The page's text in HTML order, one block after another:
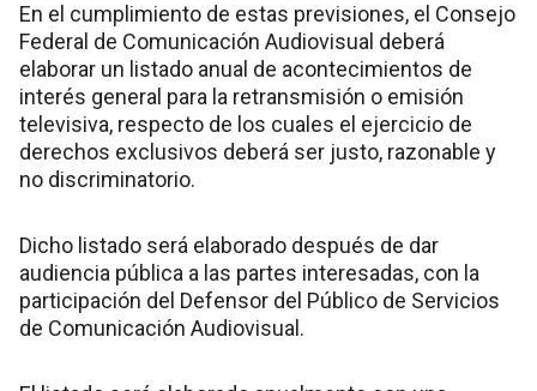
En el cumplimiento de estas previsiones, el Consejo
Federal de Comunicación Audiovisual deberá
elaborar un listado anual de acontecimientos de
interés general para la retransmisión o emisión
televisiva, respecto de los cuales el ejercicio de
derechos exclusivos deberá ser justo, razonable y
no discriminatorio.
Dicho listado será elaborado después de dar
audiencia pública a las partes interesadas, con la
participación del Defensor del Público de Servicios
de Comunicación Audiovisual.